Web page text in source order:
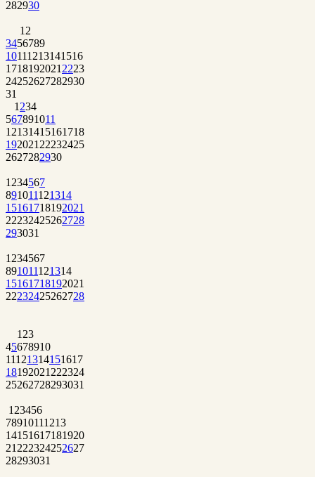
282930
1 2
3456789
10111213141516
1718192021 2223
24252627282930
31
1 234
567891011
12131415161718
192021 22232425
2627282930
1 234567
891011121314
15161718192021
22232425262728
293031
1 234567
891011121314
15161718192021
22232425262728
1 23
45678910
11121314151617
18192021 222324
25262728293031
1 23456
78910111213
14151617181920
21 222324252627
28293031